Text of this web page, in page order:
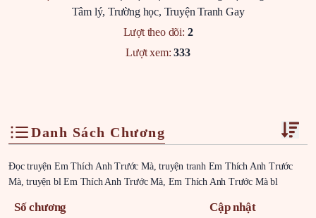
Tâm lý, Trường học, Truyện Tranh Gay
Lượt theo dõi: 2
Lượt xem: 333
Danh Sách Chương
Đọc truyện Em Thích Anh Trước Mà, truyện tranh Em Thích Anh Trước
Mà, truyện bl Em Thích Anh Trước Mà, Em Thích Anh Trước Mà bl
Số chương Cập nhật